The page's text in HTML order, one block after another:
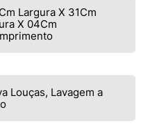
Largura X 31Cm
X 04Cm
Louças, Lavagem a